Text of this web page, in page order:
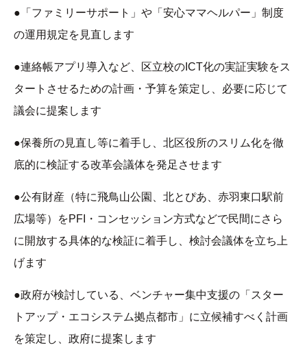
●「ファミリーサポート」や「安心ママヘルパー」制度
の運用規定を見直します
●連絡帳アプリ導入など、区立校のICT化の実証実験をス
タートさせるための計画・予算を策定し、必要に応じて
議会に提案します
●保養所の見直し等に着手し、北区役所のスリム化を徹
底的に検証する改革会議体を発足させます
●公有財産（特に飛鳥山公園、北とぴあ、赤羽東口駅前
広場等）をPFI・コンセッション方式などで民間にさら
に開放する具体的な検証に着手し、検討会議体を立ち上
げます
●政府が検討している、ベンチャー集中支援の「スター
トアップ・エコシステム拠点都市」に立候補すべく計画
を策定し、政府に提案します